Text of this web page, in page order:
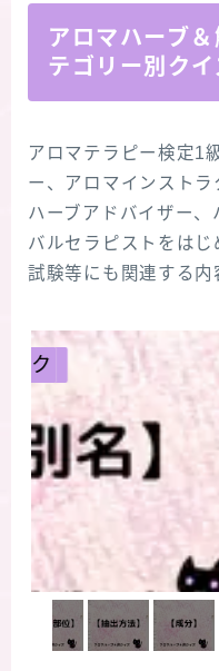
アロマハーブ
テゴリー別ク
アロマテラピー検定1
ー、アロマインストラ
ハーブアドバイザー、
バルセラピストをは
試験等にも関連する内
カテゴリーリン